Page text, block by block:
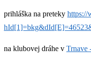
prihláška na preteky https://
na klubovej dráhe v Trnave